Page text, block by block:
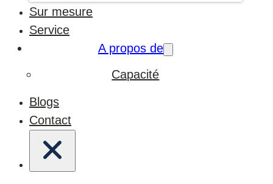
Sur mesure
Service
A propos de
Capacité
Blogs
Contact